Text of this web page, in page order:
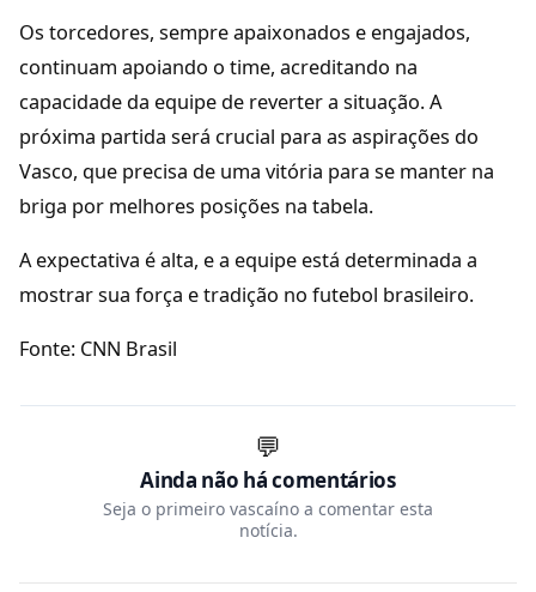
Os torcedores, sempre apaixonados e engajados,
continuam apoiando o time, acreditando na
capacidade da equipe de reverter a situação. A
próxima partida será crucial para as aspirações do
Vasco, que precisa de uma vitória para se manter na
briga por melhores posições na tabela.
A expectativa é alta, e a equipe está determinada a
mostrar sua força e tradição no futebol brasileiro.
Fonte: CNN Brasil
💬
Ainda não há comentários
Seja o primeiro vascaíno a comentar esta
notícia.